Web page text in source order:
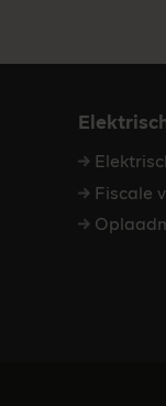
Fiscale